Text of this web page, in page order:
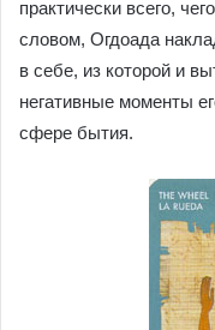
практически всего,
словом, Огдоада
в себе, из которой и
негативные моменты
сфере бытия.